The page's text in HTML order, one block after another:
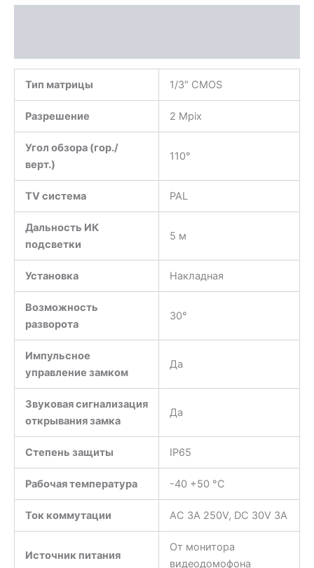
Тип матрицы 1/3″ CMOS
Разрешение 2 Mpix
Угол обзора (гор./
верт.)
110°
TV система PAL
Дальность ИК
подсветки
5 м
Установка Накладная
Возможность
разворота
30°
Импульсное
управление замком
Да
Звуковая сигнализация
открывания замка
Да
Степень защиты IP65
Рабочая температура -40 +50 °C
Ток коммутации AC 3A 250V, DC 30V 3А
Источник питания
От монитора
видеодомофона